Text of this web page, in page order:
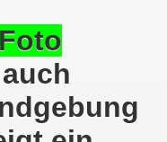
mit Jan
König-
„Nein“